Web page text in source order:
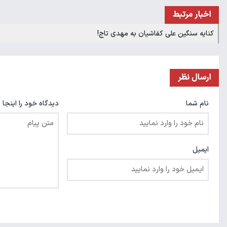
اخبار مرتبط
کنایه سنگین علی کفاشیان به مهدی تاج!
ارسال نظر
نام شما
ایمیل
دیدگاه خود را